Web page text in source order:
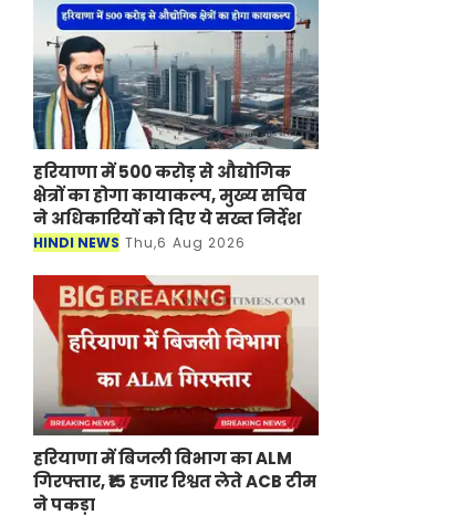
हरियाणा में 500 करोड़ से औद्योगिक
क्षेत्रों का होगा कायाकल्प, मुख्य सचिव
ने अधिकारियों को दिए ये सख्त निर्देश
HINDI NEWS Thu,6 Aug 2026
हरियाणा में बिजली विभाग का ALM
गिरफ्तार, ₹15 हजार रिश्वत लेते ACB टीम
ने पकड़ा